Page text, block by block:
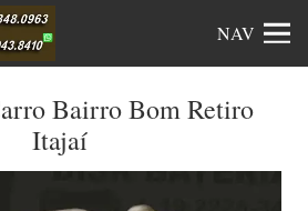
NAV
Bairro Bom Retiro
Itajaí